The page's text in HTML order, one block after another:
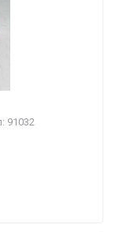
91032